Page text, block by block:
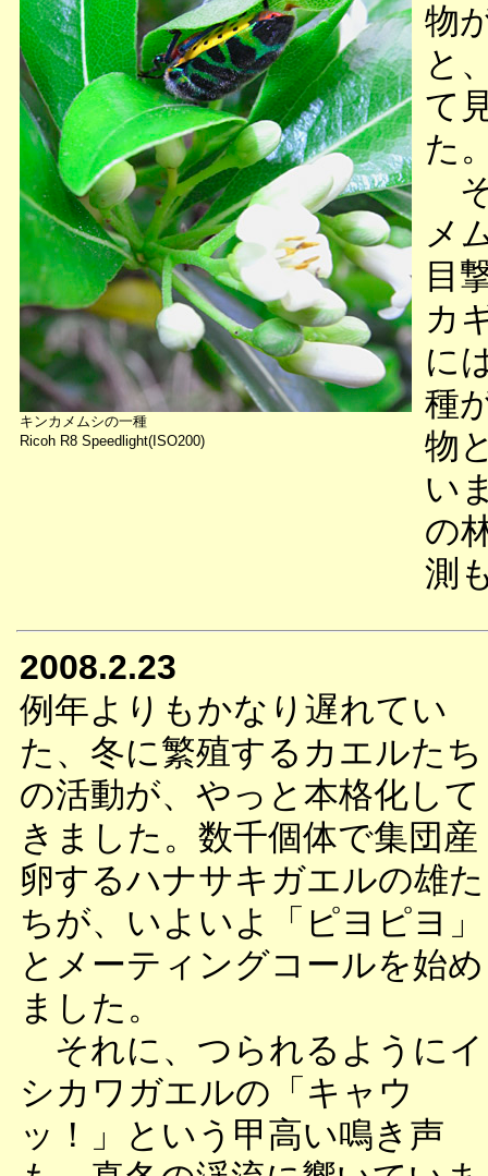
キンカメムシの一種
Ricoh R8 Speedlight(ISO200)
物
と
て
た
メ
目
カ
に
種
物
い
の
測
2008.2.23
例年よりもかなり遅れてい
た、冬に繁殖するカエルたち
の活動が、やっと本格化して
きました。数千個体で集団産
卵するハナサキガエルの雄た
ちが、いよいよ「ピヨピヨ」
とメーティングコールを始め
ました。
それに、つられるようにイ
シカワガエルの「キャウ
ッ！」という甲高い鳴き声